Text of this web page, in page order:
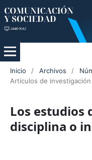
Inicio / Archivos /
Artículos de investigación
Los estudios
disciplina o